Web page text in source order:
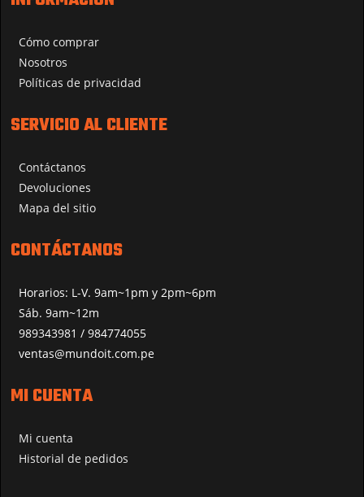
Cómo comprar
Nosotros
Políticas de privacidad
SERVICIO AL CLIENTE
Contáctanos
Devoluciones
Mapa del sitio
CONTÁCTANOS
Horarios: L-V. 9am~1pm y 2pm~6pm
Sáb. 9am~12m
989343981 / 984774055
ventas@mundoit.com.pe
MI CUENTA
Mi cuenta
Historial de pedidos